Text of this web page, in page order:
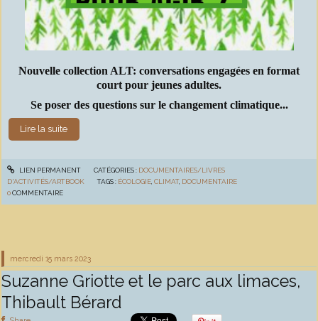
Nouvelle collection ALT: conversations engagées en format
court pour jeunes adultes.
Se poser des questions sur le changement climatique...
Lire la suite
LIEN PERMANENT CATÉGORIES : DOCUMENTAIRES/LIVRES
D'ACTIVITÉS/ARTBOOK
TAGS : ÉCOLOGIE ,CLIMAT, DOCUMENTAIRE
0COMMENTAIRE
mercredi 15 mars 2023
Suzanne Griotte et le parc aux limaces,
Thibault Bérard